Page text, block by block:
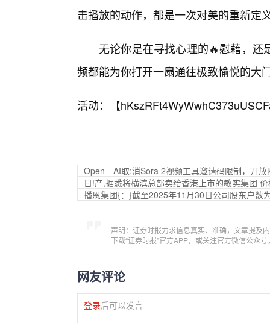
击播放的动作，都是一次对美的重新定
无论你是在寻找心理的🔥慰藉，
频都能为你打开一扇通往极致愉悦的大
活动：【
Open—AI取;消Sora 2视频工具邀请码限制，开放
日!产,据悉将横滨总部卖给香港上市的敏实集团
播恩集团{：}截至2025年11月30日公司股东户数
声明：证券时报力求信息真实、准确，文章提及
下载“证券时报”官方APP，或关注官方微信公众
网友评论
登录后可以发言